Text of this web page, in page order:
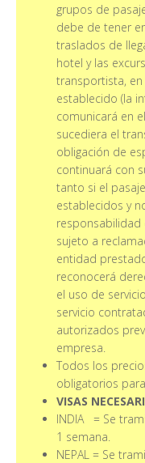
grupos de
debe de tener
traslados de
hotel y las
transportista,
establecido (la
comunicará en
sucediera el
obligación de
continuará con
tanto si el
establecidos y
sujeto a
entidad
reconocerá
el uso de
servicio
autorizados
empresa.
Todos los
obligatorios
VISAS
INDIA = Se
1 semana.
NEPAL = Se